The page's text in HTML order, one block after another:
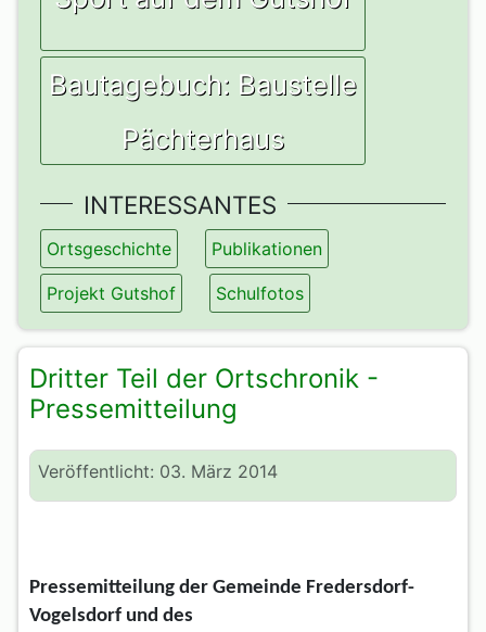
Bautagebuch: Baustelle
Pächterhaus
INTERESSANTES
Ortsgeschichte Publikationen
Projekt Gutshof Schulfotos
Dritter Teil der Ortschronik -
Pressemitteilung
Veröffentlicht: 03. März 2014
Pressemitteilung der Gemeinde Fredersdorf-
Vogelsdorf und des